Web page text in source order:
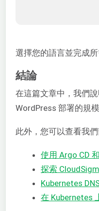
選擇您的語言並完成
結論
在這篇文章中，我們
WordPress 部署的規
此外，您可以查看我
使用 Argo CD
探索
Kubernetes
在 Kubernetes